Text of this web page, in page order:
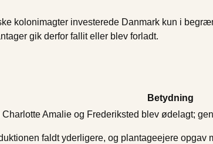
kolonimagter investerede Danmark kun i
gik derfor fallit eller blev forladt.
Betydning
Amalie og Frederiksted blev ødelagt;
faldt yderligere, og plantageejere opgav